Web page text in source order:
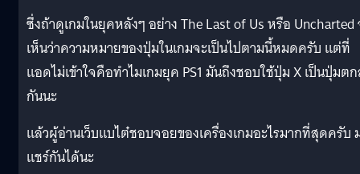
ซึ่งถ้าดูเกมในยุคหลังๆ อย่าง The Last of Us หรือ Uncharted
เห็นว่าความหมายของปุ่มในเกมจะเป็นไปตามนี้หมดครับ แต่ที่
แอดไม่เข้าใจคือทำไมเกมยุค PS1 มันถึงชอบใช้ปุ่ม X เป็นปุ่มต
กันนะ
แล้วผู้อ่านเว็บแบไต๋ชอบจอยของเครื่องเกมอะไรมากที่สุดครับ
แชร์กันได้นะ